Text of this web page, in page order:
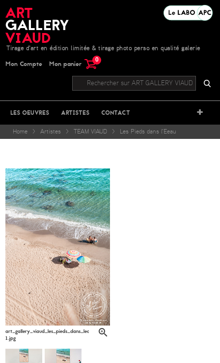
Tirage d'art en édition limitée & tirage photo perso en qualité galerie
Mon Compte Mon panier 0
LES OEUVRES ARTISTES CONTACT +
Home > Artistes > TEAM VIAUD > Les Pieds dans l'Eeau
art_gallery_viaud_les_pieds_dans_leau_apc_viaud_6-
1.jpg